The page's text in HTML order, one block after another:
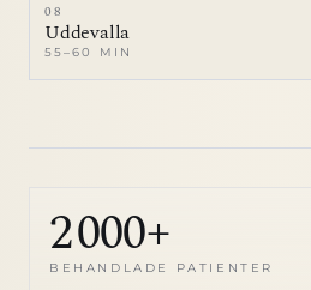
08
Uddevalla
55–60 MIN
2 000+
BEHANDLADE PATIENTER